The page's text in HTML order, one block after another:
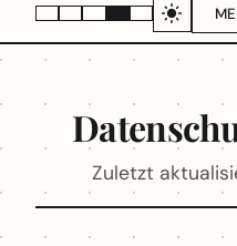
Zuletzt